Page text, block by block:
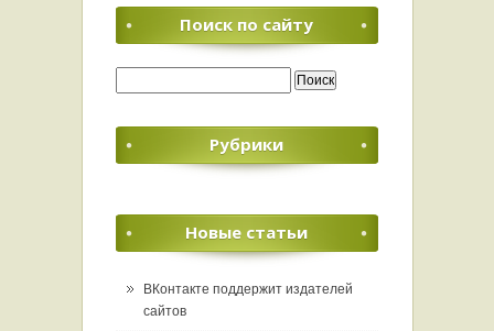
Поиск по сайту
Рубрики
Новые статьи
ВКонтакте поддержит издателей
сайтов